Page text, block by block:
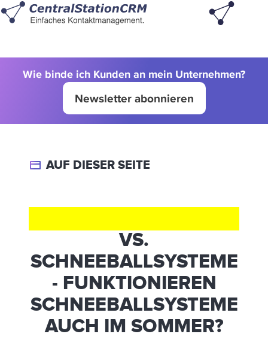
Wie binde ich Kunden an mein Unternehmen?
Newsletter abonnieren
AUF DIESER SEITE
VS.
SCHNEEBALLSYSTEME
- FUNKTIONIEREN
SCHNEEBALLSYSTEME
AUCH IM SOMMER?